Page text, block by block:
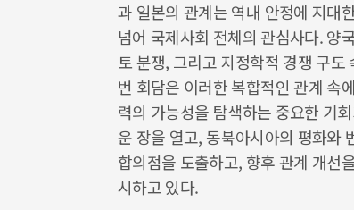
과 일본의 관계는 역내 안정에 지대
넘어 국제사회 전체의 관심사다. 양
토 분쟁, 그리고 지정학적 경쟁 구
번 회담은 이러한 복합적인 관계 속
력의 가능성을 탐색하는 중요한 기
운 장을 열고, 동북아시아의 평화와
합의점을 도출하고, 향후 관계 개선
시하고 있다.